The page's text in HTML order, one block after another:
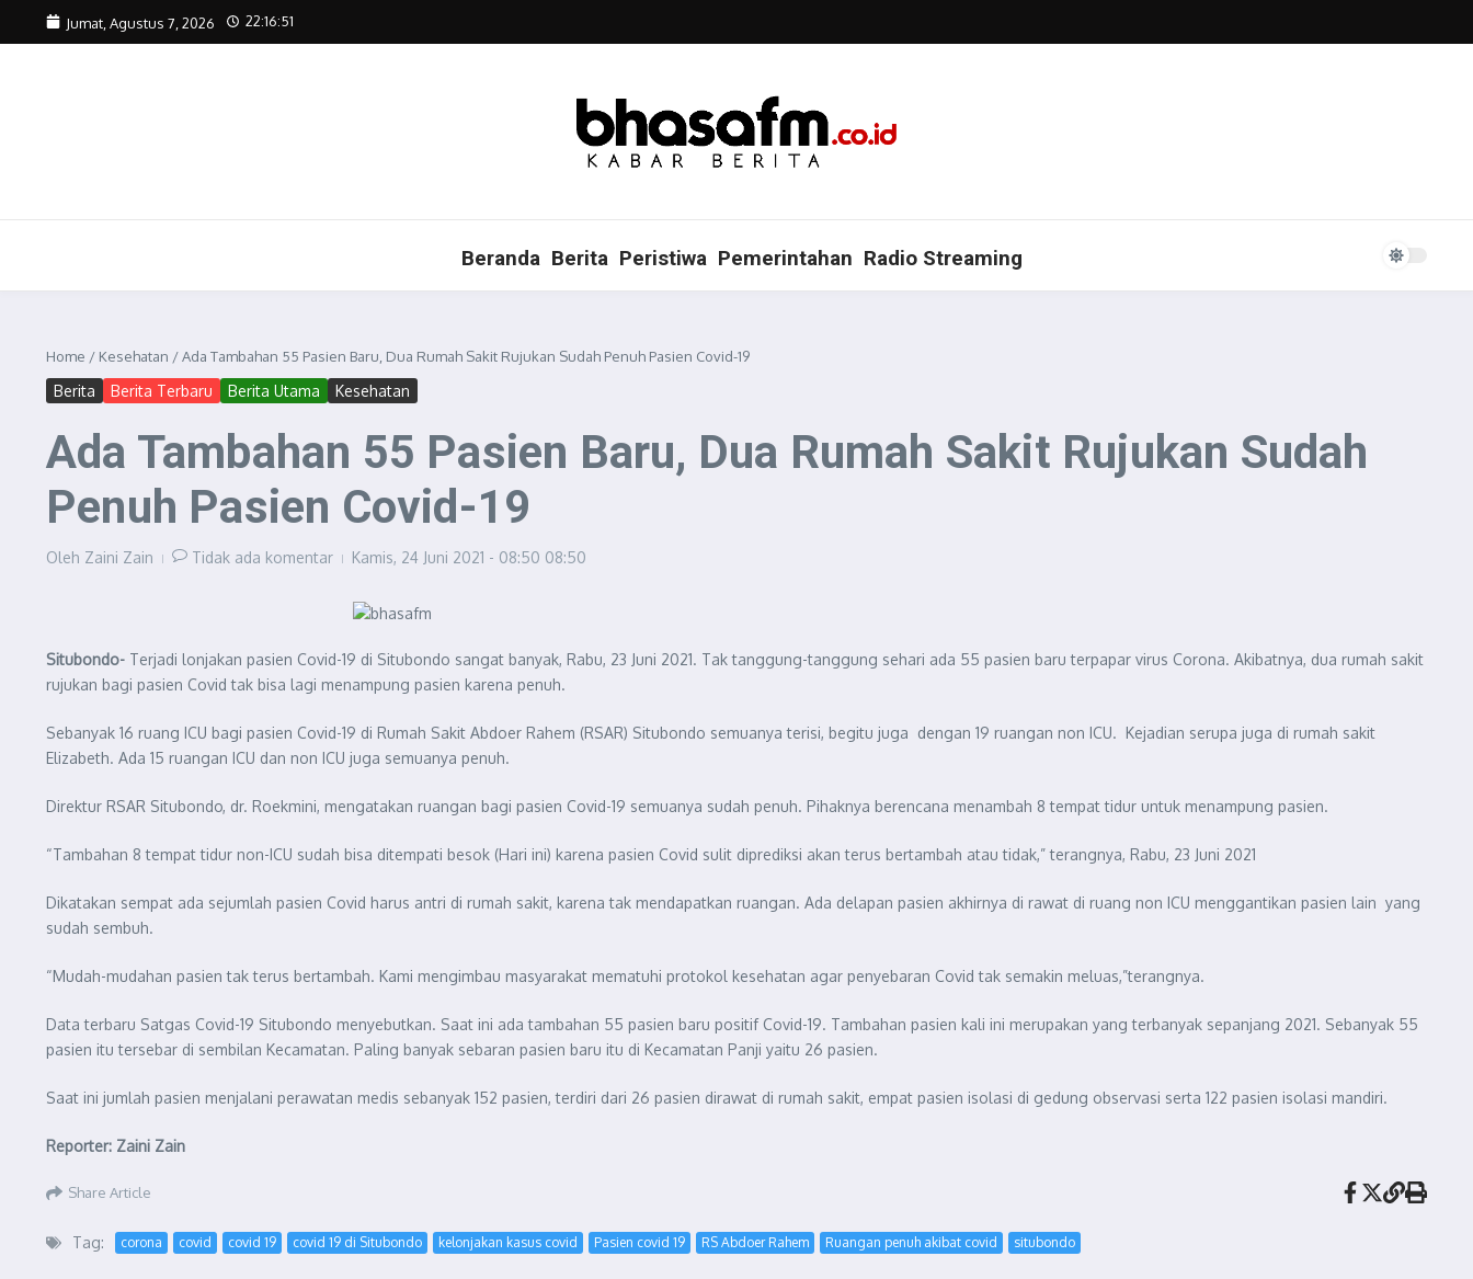
Lewati ke konten
Jumat, Agustus 7, 2026 22:16:51
Beranda Berita Peristiwa Pemerintahan Radio Streaming
Home / Kesehatan /Ada Tambahan 55 Pasien Baru, Dua Rumah Sakit Rujukan Sudah Penuh Pasien Covid-19
Berita Berita Terbaru Berita Utama Kesehatan
Ada Tambahan 55 Pasien Baru, Dua Rumah Sakit Rujukan Sudah
Penuh Pasien Covid-19
Oleh Zaini Zain Tidak ada komentar Kamis, 24 Juni 2021 - 08:50 08:50
Situbondo- Terjadi lonjakan pasien Covid-19 di Situbondo sangat banyak, Rabu, 23 Juni 2021. Tak tanggung-tanggung sehari ada 55 pasien baru terpapar virus Corona. Akibatnya, dua rumah sakit
rujukan bagi pasien Covid tak bisa lagi menampung pasien karena penuh.
Sebanyak 16 ruang ICU bagi pasien Covid-19 di Rumah Sakit Abdoer Rahem (RSAR) Situbondo semuanya terisi, begitu juga dengan 19 ruangan non ICU. Kejadian serupa juga di rumah sakit
Elizabeth. Ada 15 ruangan ICU dan non ICU juga semuanya penuh.
Direktur RSAR Situbondo, dr. Roekmini, mengatakan ruangan bagi pasien Covid-19 semuanya sudah penuh. Pihaknya berencana menambah 8 tempat tidur untuk menampung pasien.
“Tambahan 8 tempat tidur non-ICU sudah bisa ditempati besok (Hari ini) karena pasien Covid sulit diprediksi akan terus bertambah atau tidak,” terangnya, Rabu, 23 Juni 2021
Dikatakan sempat ada sejumlah pasien Covid harus antri di rumah sakit, karena tak mendapatkan ruangan. Ada delapan pasien akhirnya di rawat di ruang non ICU menggantikan pasien lain yang
sudah sembuh.
“Mudah-mudahan pasien tak terus bertambah. Kami mengimbau masyarakat mematuhi protokol kesehatan agar penyebaran Covid tak semakin meluas,”terangnya.
Data terbaru Satgas Covid-19 Situbondo menyebutkan. Saat ini ada tambahan 55 pasien baru positif Covid-19. Tambahan pasien kali ini merupakan yang terbanyak sepanjang 2021. Sebanyak 55
pasien itu tersebar di sembilan Kecamatan. Paling banyak sebaran pasien baru itu di Kecamatan Panji yaitu 26 pasien.
Saat ini jumlah pasien menjalani perawatan medis sebanyak 152 pasien, terdiri dari 26 pasien dirawat di rumah sakit, empat pasien isolasi di gedung observasi serta 122 pasien isolasi mandiri.
Reporter: Zaini Zain
Share Article
Tag: corona covid covid 19 covid 19 di Situbondo kelonjakan kasus covid Pasien covid 19 RS Abdoer Rahem Ruangan penuh akibat covid situbondo